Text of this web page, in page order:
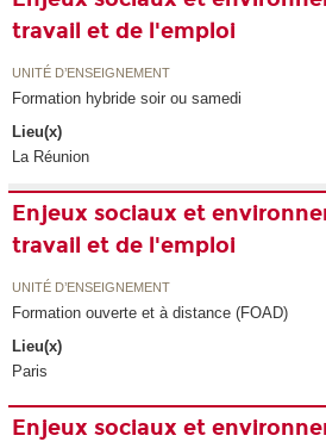
travail et de l'emploi
UNITÉ D’ENSEIGNEMENT
Formation hybride soir ou samedi
Lieu(x)
La Réunion
Enjeux sociaux et
travail et de l'emploi
UNITÉ D’ENSEIGNEMENT
Formation ouverte et à distance (FOAD)
Lieu(x)
Paris
Enjeux sociaux et